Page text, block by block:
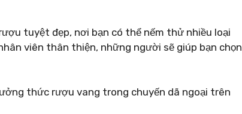
tuyệt đẹp, nơi bạn có thể nếm thử nhiều loại
viên thân thiện, những người sẽ giúp bạn chọn
thức rượu vang trong chuyến dã ngoại trên